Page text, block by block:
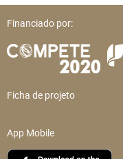
Financiado por:
Ficha de projeto
App Mobile